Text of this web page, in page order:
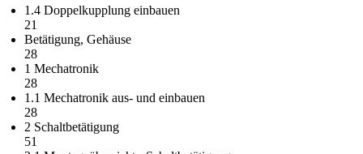
1.4 Doppelkupplung einbauen
21
Betätigung, Gehäuse
28
1 Mechatronik
28
1.1 Mechatronik aus- und einbauen
28
2 Schaltbetätigung
51